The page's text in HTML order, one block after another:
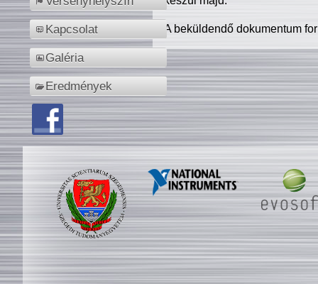
Kapcsolat
Galéria
Eredmények
A beküldendő dokumentum